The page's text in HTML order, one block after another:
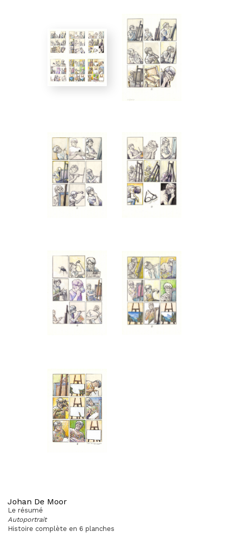
Johan De Moor
Le résumé
Autoportrait
Histoire complète en 6 planches